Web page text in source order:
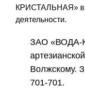
КРИСТАЛЬНАЯ» в
деятельности.
ЗАО «ВОДА-
Волжскому.
701-701.